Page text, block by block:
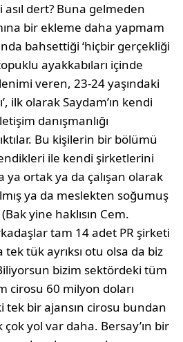
dert? Buna gelmeden
bir ekleme daha yapmam
bahsettiği ‘hiçbir gerçekliği
ayakkabıları içinde
veren, 23-24 yaşındaki
ilk olarak Saydam’ın kendi
danışmanlığı
Bu kişilerin bir bölü­mü
ile kendi şirketlerini
ya ortak ya da çalışan olarak
ya da meslekten soğumuş
yine haklısın Cem.
tam 14 adet PR şirketi
tük ayrıksı otu olsa da biz
bizim sek­tördeki tüm
cirosu 60 milyon doları
tek bir ajansın cirosu bundan
çok yol var daha. Bersay’ın bir